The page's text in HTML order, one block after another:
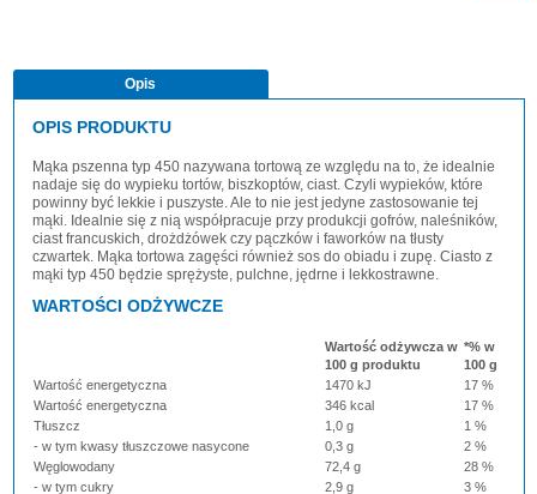
Opis
OPIS PRODUKTU
Mąka pszenna typ 450 nazywana tortową ze względu na to, że idealnie
nadaje się do wypieku tortów, biszkoptów, ciast. Czyli wypieków, które
powinny być lekkie i puszyste. Ale to nie jest jedyne zastosowanie tej
mąki. Idealnie się z nią współpracuje przy produkcji gofrów, naleśników,
ciast francuskich, drożdżówek czy pączków i faworków na tłusty
czwartek. Mąka tortowa zagęści również sos do obiadu i zupę. Ciasto z
mąki typ 450 będzie sprężyste, pulchne, jędrne i lekkostrawne.
WARTOŚCI ODŻYWCZE
Wartość odżywcza w
100 g produktu
*% w
100 g
Wartość energetyczna
1470 kJ
17 %
Wartość energetyczna
346 kcal
17 %
Tłuszcz
1,0 g
1 %
- w tym kwasy tłuszczowe nasycone
0,3 g
2 %
Węglowodany
72,4 g
28 %
- w tym cukry
2,9 g
3 %